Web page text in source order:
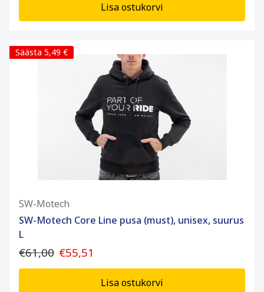
Lisa ostukorvi
Säästa 5,49 €
SW-Motech
SW-Motech Core Line pusa (must), unisex, suurus
L
€61,00 €55,51
Lisa ostukorvi